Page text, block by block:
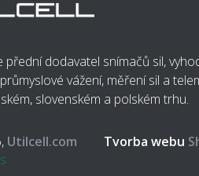
přední dodavatel snímačů sil,
vážení, měření sil a
slovenském a polském trhu.
Utilcell.com Tvorba webu